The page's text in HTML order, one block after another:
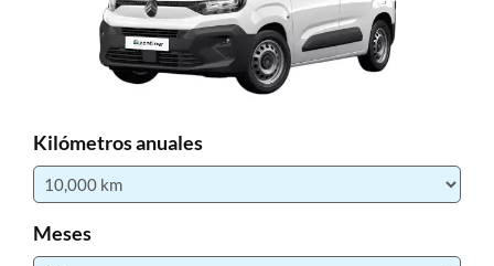
Kilómetros anuales
Meses